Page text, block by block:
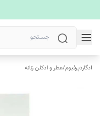
ادگاردپرفیوم/عطر و ادکلن زنانه